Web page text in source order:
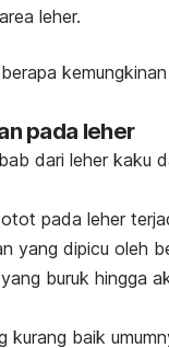
leher.
pada leher
dari leher kaku
pada leher
yang dipicu oleh
buruk hingga
kurang baik